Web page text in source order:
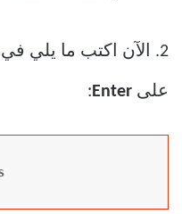
2. الآن اكتب ما يلي
على Enter
: